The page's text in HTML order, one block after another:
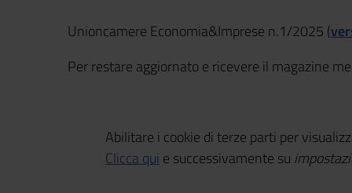
Unioncamere Economia&Imprese n.1/2025 (
Per restare aggiornato e ricevere il magazine
Abilitare i cookie di terze parti per
Clicca qui e successivamente su